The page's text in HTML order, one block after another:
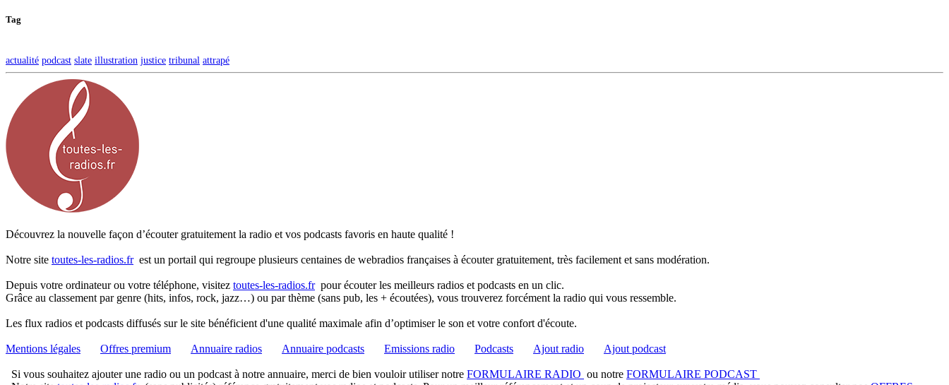
Tag
actualité podcast slate illustration justice tribunal attrapé
Découvrez la nouvelle façon d’écouter gratuitement la radio et vos podcasts favoris en haute qualité !
Notre site toutes-les-radios.frest un portail qui regroupe plusieurs centaines de webradios françaises à écouter gratuitement, très facilement et sans modération.
Depuis votre ordinateur ou votre téléphone, visitez toutes-les-radios.frpour écouter les meilleurs radios et podcasts en un clic.
Grâce au classement par genre (hits, infos, rock, jazz…) ou par thème (sans pub, les + écoutées), vous trouverez forcément la radio qui vous ressemble.
Les flux radios et podcasts diffusés sur le site bénéficient d'une qualité maximale afin d’optimiser le son et votre confort d'écoute.
Mentions légales Offres premium Annuaire radios Annuaire podcasts Emissions radio Podcasts Ajout radio Ajout podcast
Si vous souhaitez ajouter une radio ou un podcast à notre annuaire, merci de bien vouloir utiliser notre FORMULAIRE RADIO ou notre FORMULAIRE PODCAST